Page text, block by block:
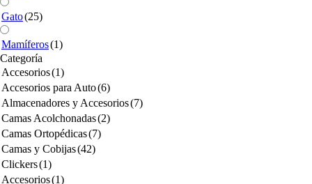
Gato(25)
Mamíferos(1)
Categoría
Accesorios(1)
Accesorios para Auto(6)
Almacenadores y Accesorios(7)
Camas Acolchonadas(2)
Camas Ortopédicas(7)
Camas y Cobijas(42)
Clickers(1)
Accesorios(1)